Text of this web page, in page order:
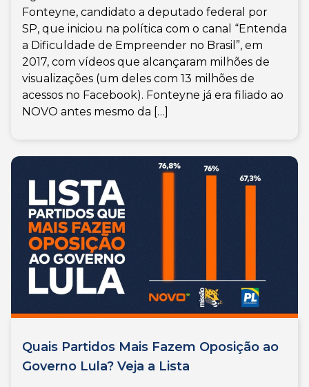
Fonteyne, candidato a deputado federal por
SP, que iniciou na política com o canal “Entenda
a Dificuldade de Empreender no Brasil”, em
2017, com vídeos que alcançaram milhões de
visualizações (um deles com 13 milhões de
acessos no Facebook). Fonteyne já era filiado ao
NOVO antes mesmo da […]
Quais Partidos Mais Fazem Oposição ao
Governo Lula? Veja a Lista